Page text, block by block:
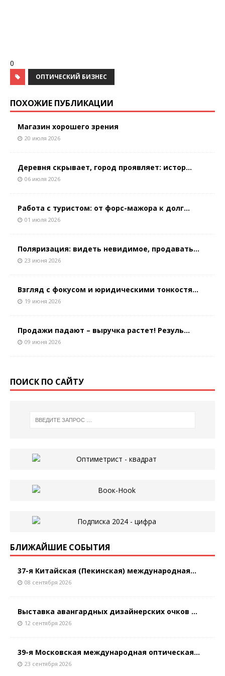
0
ОПТИЧЕСКИЙ БИЗНЕС
ПОХОЖИЕ ПУБЛИКАЦИИ
Магазин хорошего зрения
20 июля 2026
Деревня скрывает, город проявляет: истор...
06 июля 2026
Работа с туристом: от форс-мажора к долг...
01 июля 2026
Поляризация: видеть невидимое, продавать...
23 июня 2026
Взгляд с фокусом и юридическими тонкостя...
19 июня 2026
Продажи падают – выручка растет! Резуль...
09 июня 2026
ПОИСК ПО САЙТУ
БЛИЖАЙШИЕ СОБЫТИЯ
37-я Китайская (Пекинская) международная...
08 сентября 2026
Выставка авангардных дизайнерских очков ...
12 сентября 2026
39-я Московская международная оптическая...
23 сентября 2026